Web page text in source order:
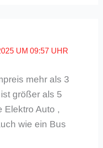
UM 09:57 UHR
mehr als 3
größer als 5
Elektro Auto ,
wie ein Bus